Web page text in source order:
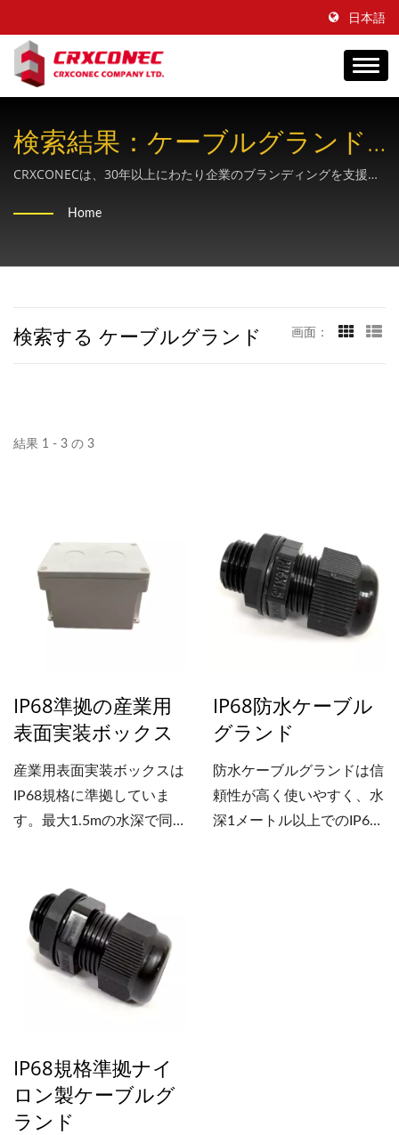
日本語
検索結果：ケーブルグランド
｜多用途なエンドツーエンド
の銅線および光ファイバーソ
CRXCONECは、30年以上にわたり企業のブランディングを支援し
Home
検索する ケーブルグランド 画面：
結果 1 - 3 の 3
IP68準拠の産業用
表面実装ボックス
産業用表面実装ボックスは
IP68規格に準拠していま
す。最大1.5mの水深で同
ットワーク部品を湿気、汚
れ、虫から保護し、高品質
な接続を実現します。防水
ケーブルグランドにより、
防水性と耐腐食性が向上
Cat.6キーストーンジャッ
ク、カプラー、産業用パッ
チコード、およびアセンブ
IP68防水ケーブル
グランド
防水ケーブルグランドは信
頼性が高く使いやすく、水
深1メートル以上でのIP68
IP68規格準拠ナイ
ロン製ケーブルグ
ランド